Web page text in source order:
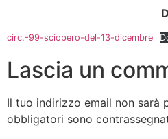
circ.-99-sciopero-del-13-dicembre
Lascia un
Il tuo indirizzo email non sarà
obbligatori sono